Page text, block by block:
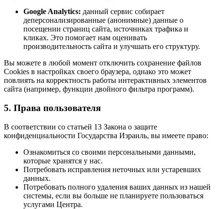
Google Analytics: данный сервис собирает
деперсонализированные (анонимные) данные о
посещении страниц сайта, источниках трафика и
кликах. Это помогает нам оценивать
производительность сайта и улучшать его структуру.
Вы можете в любой момент отключить сохранение файлов
Cookies в настройках своего браузера, однако это может
повлиять на корректность работы интерактивных элементов
сайта (например, функции двойного фильтра программ).
5. Права пользователя
В соответствии со статьей 13 Закона о защите
конфиденциальности Государства Израиль, вы имеете право:
Ознакомиться со своими персональными данными,
которые хранятся у нас.
Потребовать исправления неточных или устаревших
данных.
Потребовать полного удаления ваших данных из нашей
системы, если вы больше не планируете пользоваться
услугами Центра.